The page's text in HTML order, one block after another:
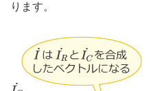
ります。